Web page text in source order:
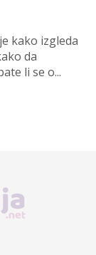
kako izgleda
da
li se o...